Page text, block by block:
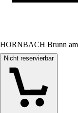
HORNBACH Brunn
Nicht reservierbar